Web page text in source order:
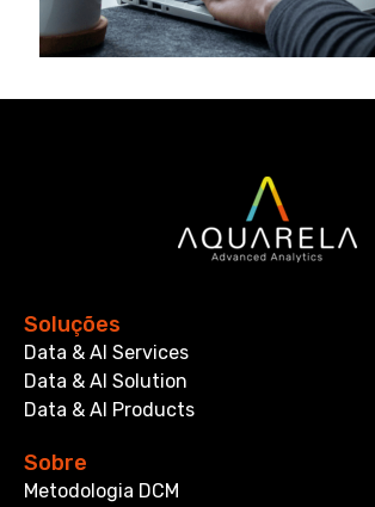
Soluções
Data & AI Services
Data & AI Solution
Data & AI Products
Sobre
Metodologia DCM